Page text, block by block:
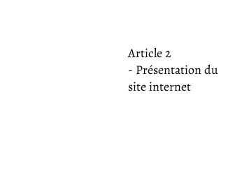
Article 2
- Présentation du
site internet